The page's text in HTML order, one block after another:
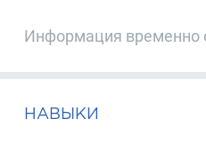
Информация временно
НАВЫКИ